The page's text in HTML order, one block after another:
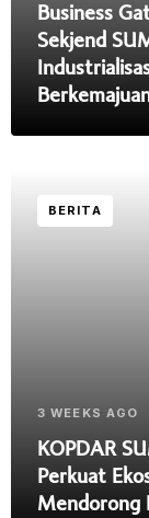
Business
Sekjend
BERITA
3 WEEKS AGO
KOPDAR
Perkuat
Mendorong